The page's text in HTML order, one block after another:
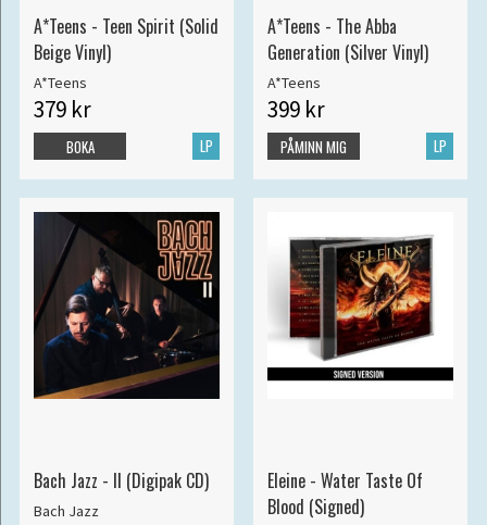
A*Teens - Teen Spirit (Solid
Beige Vinyl)
A*Teens
379 kr
LP
BOKA
A*Teens - The Abba
Generation (Silver Vinyl)
A*Teens
399 kr
LP
PÅMINN MIG
Bach Jazz - II (Digipak CD)
Bach Jazz
Eleine - Water Taste Of
Blood (Signed)